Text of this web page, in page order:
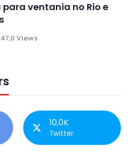
ventania no Rio e
47,0 Views
10,0K
Twitter